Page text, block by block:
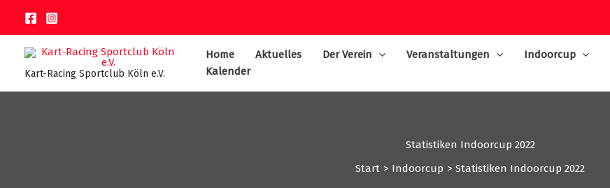
Inhalt
Kart-Racing Sportclub Köln e.V.
Home Aktuelles Der Verein Veranstaltungen Indoorcup
Kalender
Statistiken Indoorcup 2022
Start
Indoorcup Statistiken Indoorcup 2022